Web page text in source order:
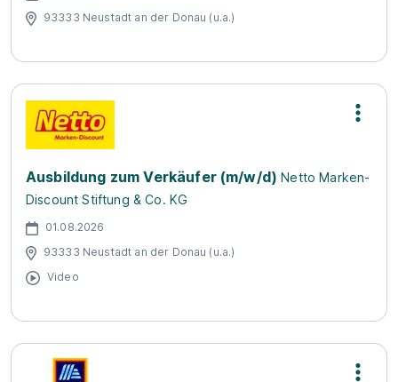
93333 Neustadt an der Donau (u.a.)
Ausbildung zum Verkäufer (m/w/d) Netto Marken-
Discount Stiftung & Co. KG
01.08.2026
93333 Neustadt an der Donau (u.a.)
Video